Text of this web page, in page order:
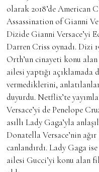
olarak 2018’de American
Assassination of Gianni
Dizide Gianni Versace’yi
Darren Criss oynadı. Dizi
Orth’un cinayeti konu
ailesi yaptığı açıklamada
vermediklerini,
duyurdu. Netflix’te
Versace’yi de Penelope
asıllı Lady Gaga’yla
Donatella Versace’nin
canlandırdı. Lady Gaga
ailesi Gucci’yi konu alan